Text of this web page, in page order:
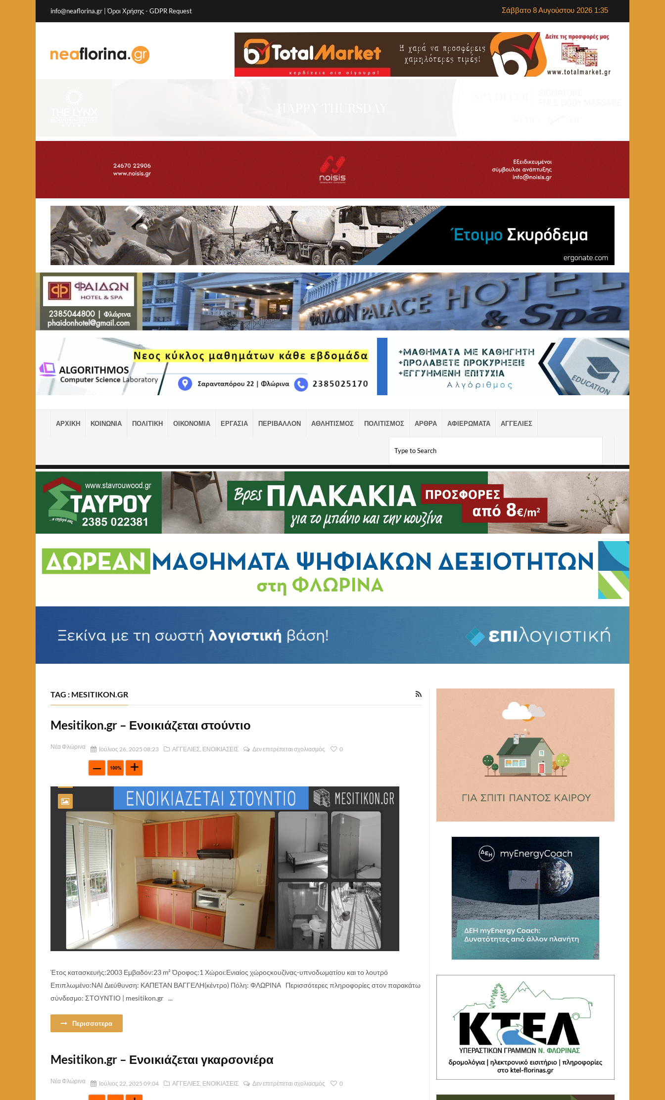
info@neaflorina.gr |Όροι Χρήσης- GDPR Request Σάββατο 8 Αυγούστου 2026 1:35
ΑΡΧΙΚΗ ΚΟΙΝΩΝΙΑ ΠΟΛΙΤΙΚΗ ΟΙΚΟΝΟΜΙΑ ΕΡΓΑΣΙΑ ΠΕΡΙΒΑΛΛΟΝ ΑΘΛΗΤΙΣΜΟΣ ΠΟΛΙΤΙΣΜΟΣ ΑΡΘΡΑ ΑΦΙΕΡΩΜΑΤΑ ΑΓΓΕΛΙΕΣ
TAG : MESITIKON.GR
Mesitikon.gr – Ενοικιάζεται στούντιο
Νέα Φλώρινα Ιούλιος 26, 2025 08:23 ΑΓΓΕΛΙΕΣ ΕΝΟΙΚΙΑΣΕΙΣ Δεν επιτρέπεται σχολιασμός 0
Έτος κατασκευής:2003 Εμβαδόν:23 m² Όροφος:1 Χώροι:Ενιαίος χώροςκουζίνας-υπνοδωματίου και το λουτρό
Επιπλωμένο:ΝΑΙ Διεύθυνση: ΚΑΠΕΤΑΝ ΒΑΓΓΕΛΗ(κέντρο) Πόλη: ΦΛΩΡΙΝΑ Περισσότερες πληροφορίες στον παρακάτω
σύνδεσμο: ΣΤΟΥΝΤΙΟ | mesitikon.gr ...
Περισσοτερα
Mesitikon.gr – Ενοικιάζεται γκαρσονιέρα
Νέα Φλώρινα Ιούλιος 22, 2025 09:04 ΑΓΓΕΛΙΕΣ, ΕΝΟΙΚΙΑΣΕΙΣ Δεν επιτρέπεται σχολιασμός 0